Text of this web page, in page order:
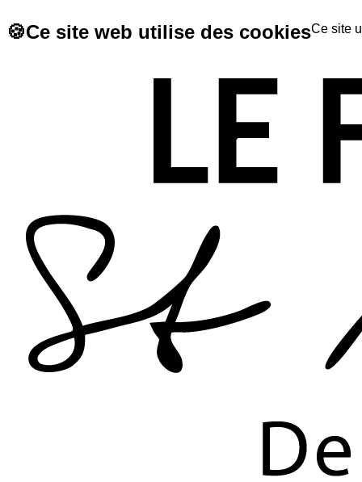
🍪Ce site web utilise des cookiesCe site